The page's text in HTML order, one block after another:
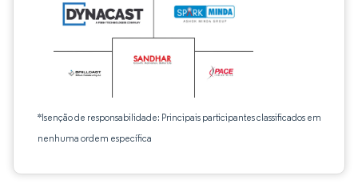
*Isenção de responsabilidade: Principais participantes classificados em
nenhuma ordem específica